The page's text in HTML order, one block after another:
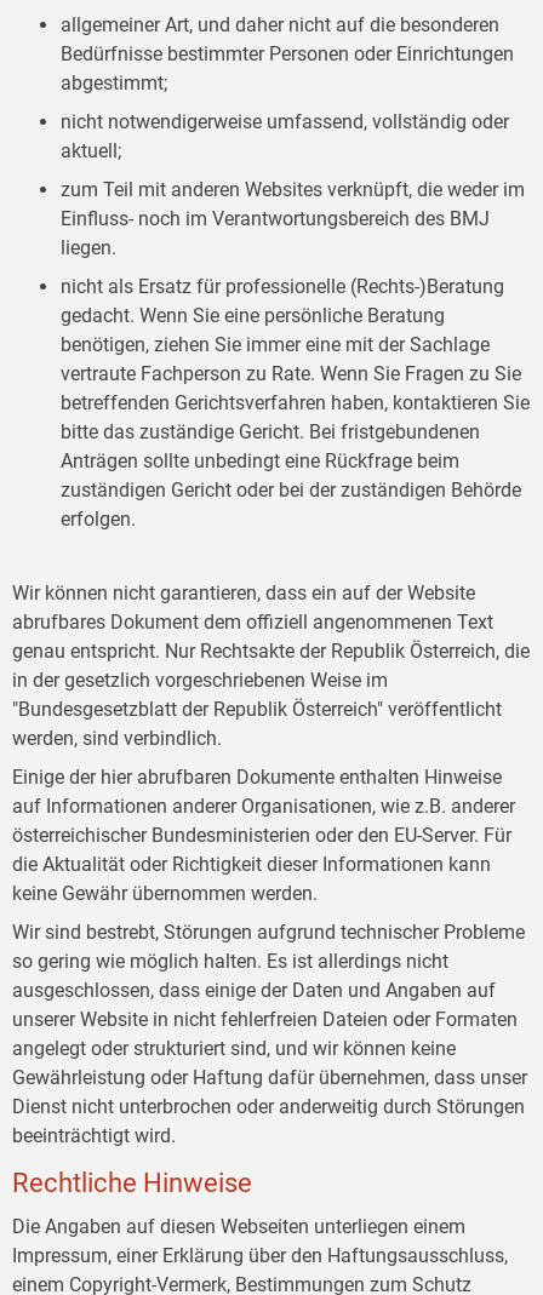
allgemeiner Art, und daher nicht auf die besonderen
Bedürfnisse bestimmter Personen oder Einrichtungen
abgestimmt;
nicht notwendigerweise umfassend, vollständig oder
aktuell;
zum Teil mit anderen Websites verknüpft, die weder im
Einfluss- noch im Verantwortungsbereich des BMJ
liegen.
nicht als Ersatz für professionelle (Rechts-)Beratung
gedacht. Wenn Sie eine persönliche Beratung
benötigen, ziehen Sie immer eine mit der Sachlage
vertraute Fachperson zu Rate. Wenn Sie Fragen zu Sie
betreffenden Gerichtsverfahren haben, kontaktieren Sie
bitte das zuständige Gericht. Bei fristgebundenen
Anträgen sollte unbedingt eine Rückfrage beim
zuständigen Gericht oder bei der zuständigen Behörde
erfolgen.
Wir können nicht garantieren, dass ein auf der Website
abrufbares Dokument dem offiziell angenommenen Text
genau entspricht. Nur Rechtsakte der Republik Österreich, die
in der gesetzlich vorgeschriebenen Weise im
"Bundesgesetzblatt der Republik Österreich" veröffentlicht
werden, sind verbindlich.
Einige der hier abrufbaren Dokumente enthalten Hinweise
auf Informationen anderer Organisationen, wie z.B. anderer
österreichischer Bundesministerien oder den EU-Server. Für
die Aktualität oder Richtigkeit dieser Informationen kann
keine Gewähr übernommen werden.
Wir sind bestrebt, Störungen aufgrund technischer Probleme
so gering wie möglich halten. Es ist allerdings nicht
ausgeschlossen, dass einige der Daten und Angaben auf
unserer Website in nicht fehlerfreien Dateien oder Formaten
angelegt oder strukturiert sind, und wir können keine
Gewährleistung oder Haftung dafür übernehmen, dass unser
Dienst nicht unterbrochen oder anderweitig durch Störungen
beeinträchtigt wird.
Rechtliche Hinweise
Die Angaben auf diesen Webseiten unterliegen einem
Impressum, einer Erklärung über den Haftungsausschluss,
einem Copyright-Vermerk, Bestimmungen zum Schutz